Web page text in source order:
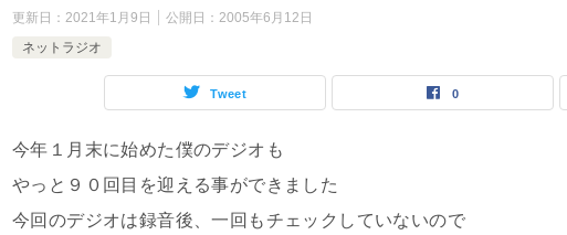
更新日： 2021年1月9日 公開日： 2005年6月12日
ネットラジオ
Tweet 0
今年１月末に始めた僕のデジオも
やっと９０回目を迎える事ができました
今回のデジオは録音後、一回もチェックしていないので